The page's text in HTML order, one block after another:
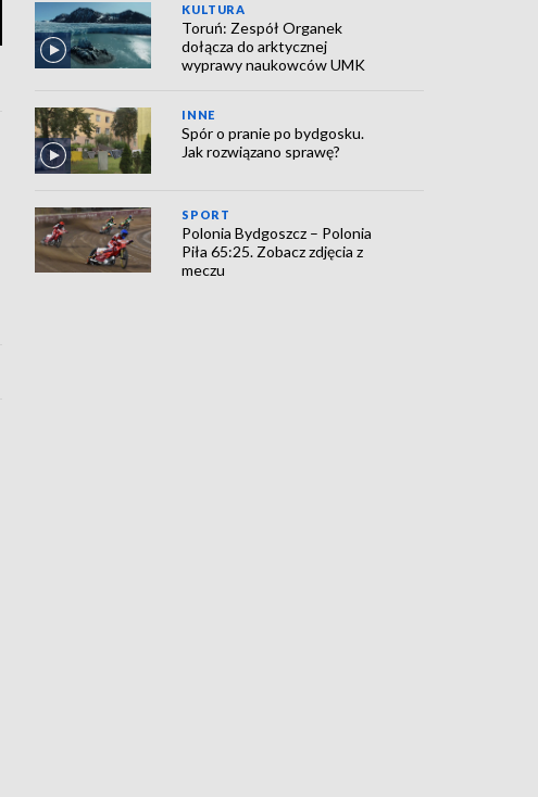
KULTURA
Toruń: Zespół Organek
dołącza do arktycznej
wyprawy naukowców UMK
INNE
Spór o pranie po bydgosku.
Jak rozwiązano sprawę?
SPORT
Polonia Bydgoszcz – Polonia
Piła 65:25. Zobacz zdjęcia z
meczu